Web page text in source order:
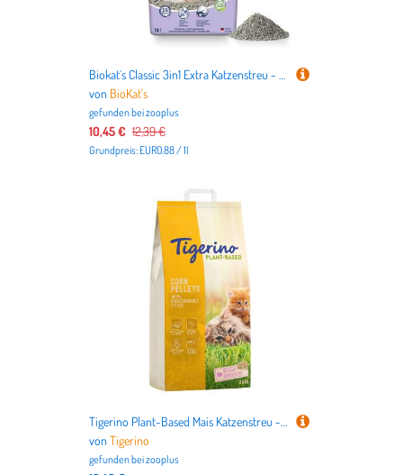
Biokat´s Classic 3in1 Extra Katzenstreu - 14 l
von BioKat's
gefunden beizooplus
10,45 € 12,39 €
Grundpreis: EUR0.88 / 1l
Tigerino Plant-Based Mais Katzenstreu - Babypuderduft - 14 l
vonTigerino
gefunden beizooplus